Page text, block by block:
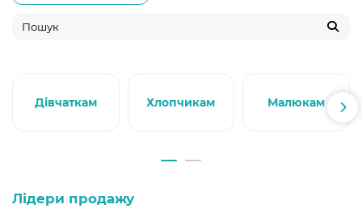
Дівчаткам Хлопчикам Малюкам
Лідери продажу